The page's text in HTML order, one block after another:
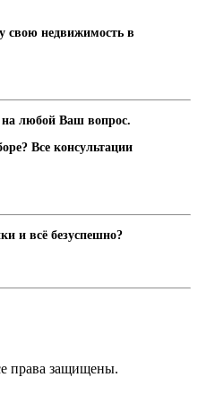
свою недвижимость в
любой Ваш вопрос.
Все консультации
и всё безуспешно?
права защищены.